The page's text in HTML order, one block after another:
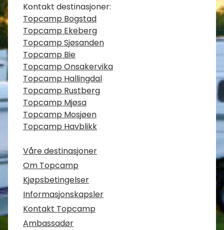
Kontaktinfo
Kontakt destinasjoner:
Topcamp Bogstad
Topcamp Ekeberg
Topcamp Sjøsanden
Topcamp Bie
Topcamp Onsakervika
Topcamp Hallingdal
Topcamp Rustberg
Topcamp Mjøsa
Topcamp Mosjøen
Topcamp Havblikk
Våre destinasjoner
Om Topcamp
Kjøpsbetingelser
Informasjonskapsler
Kontakt Topcamp
Ambassadør